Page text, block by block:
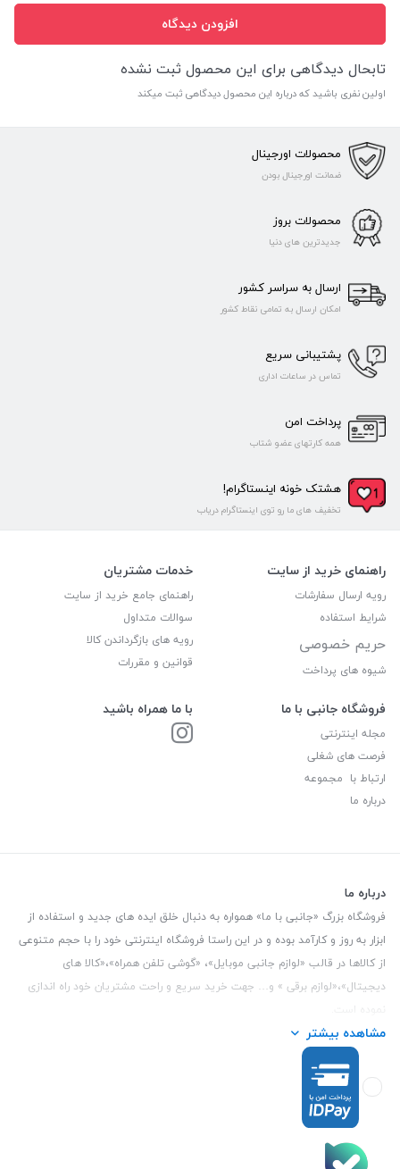
افزودن دیدگاه
تابحال دیدگاهی برای این محصول ثبت نشده
اولین نفری باشید که درباره این محصول دیدگاهی ثبت میکند
محصولات اورجینال
ضمانت اورجینال بودن
محصولات بروز
جدیدترین های دنیا
ارسال به سراسر کشور
امکان ارسال به تمامی نقاط کشور
پشتیبانی سریع
تماس در ساعات اداری
پرداخت امن
همه کارتهای عضو شتاب
هشتک خونه اینستاگرام!
تخفیف های ما رو توی اینستاگرام دریاب
راهنمای خرید از سایت
رویه ارسال سفارشات
شرایط استفاده
حریم خصوصی
شیوه های پرداخت
خدمات مشتریان
راهنمای جامع خرید از سایت
سوالات متداول
رویه های بازگرداندن کالا
قوانین و مقررات
فروشگاه جانبی با ما
مجله اینترنتی
فرصت های شغلی
ارتباط با مجموعه
درباره ما
با ما همراه باشید
درباره ما
فروشگاه بزرگ «جانبی با ما» همواره به دنبال خلق ایده های جدید و استفاده از
ابزار به روز و کارآمد بوده و در این راستا فروشگاه اینترنتی خود را با حجم متنوعی
از کالاها در قالب «لوازم جانبی موبایل»، «گوشی تلفن همراه»،«کالا های
دیجیتال»،«لوازم برقی » و… جهت خرید سریع و راحت مشتریان خود راه اندازی
این فروشگاه تمام تلاش خود را نموده تا کالاهایی با کیفیت و با حداقل قیمت
عرضه نماید.
تلفن تماس :3847 088 0912
و ملی طبقه زیرین عکاسی
مشاهده بیشتر